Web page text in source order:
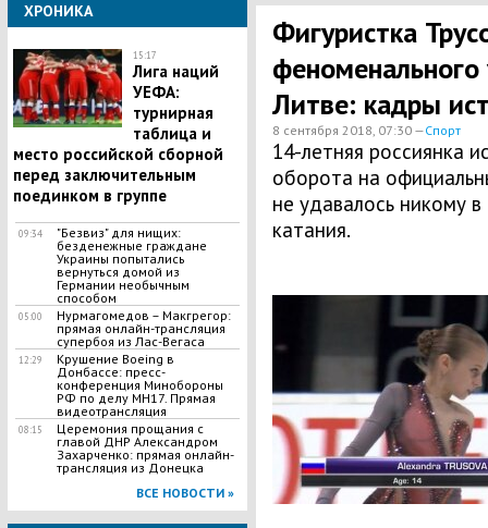
ХРОНИКА
15:17
Лига наций
УЕФА:
турнирная
таблица и
место российской сборной
перед заключительным
поединком в группе
09:34
"Безвиз" для нищих:
безденежные граждане
Украины попытались
вернуться домой из
Германии необычным
способом
05:00
Нурмагомедов – Макгрегор:
прямая онлайн-трансляция
супербоя из Лас-Вегаса
12:29
Крушение Boeing в
Донбассе: пресс-
конференция Минобороны
РФ по делу МН17. Прямая
видеотрансляция
08:15
Церемония прощания с
главой ДНР Александром
Захарченко: прямая онлайн-
трансляция из Донецка
ВСЕ НОВОСТИ »
Фигуристка
феноменального
Литве: кадры
8 сентября 2018, 07:30 —Спорт
14-летняя россиянка
оборота на
не удавалось никому
катания.